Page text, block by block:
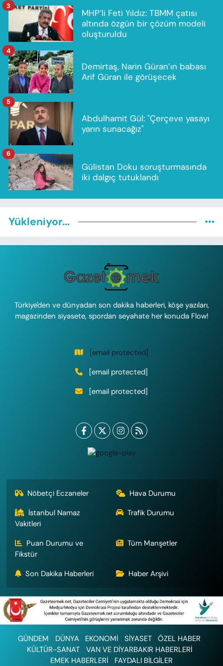
MHP’li Feti Yıldız: TBMM çatısı
altında özgün bir çözüm modeli
oluşturuldu
3
Demirtaş, Narin Güran’ın babası
Arif Güran ile görüşecek
4
Abdulhamit Gül: "Çerçeve yasayı
yarın sunacağız"
5
Gülistan Doku soruşturmasında
iki dalgıç tutuklandı
6
Yükleniyor...
Türkiye'den ve dünyadan son dakika haberleri, köşe yazıları,
magazinden siyasete, spordan seyahate her konuda Flow!
[email protected]
[email protected]
[email protected]
Nöbetçi Eczaneler
Hava Durumu
İstanbul Namaz
Vakitleri
Trafik Durumu
Puan Durumu ve
Fikstür
Tüm Manşetler
Son Dakika Haberleri Haber Arşivi
GÜNDEM DÜNYA EKONOMİ SİYASET
ÖZEL HABER
KÜLTÜR-SANAT
VAN VE DİYARBAKIR HABERLERİ
EMEK HABERLERİ
FAYDALI BİLGİLER